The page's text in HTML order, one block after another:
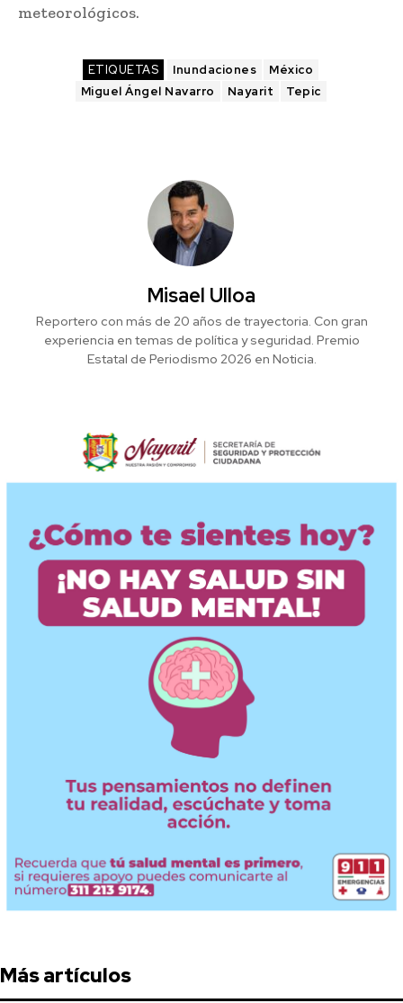
meteorológicos.
ETIQUETAS Inundaciones
México
Miguel Ángel Navarro
Nayarit Tepic
Misael Ulloa
Reportero con más de 20 años de trayectoria. Con gran
experiencia en temas de política y seguridad. Premio
Estatal de Periodismo 2026 en Noticia.
Más artículos